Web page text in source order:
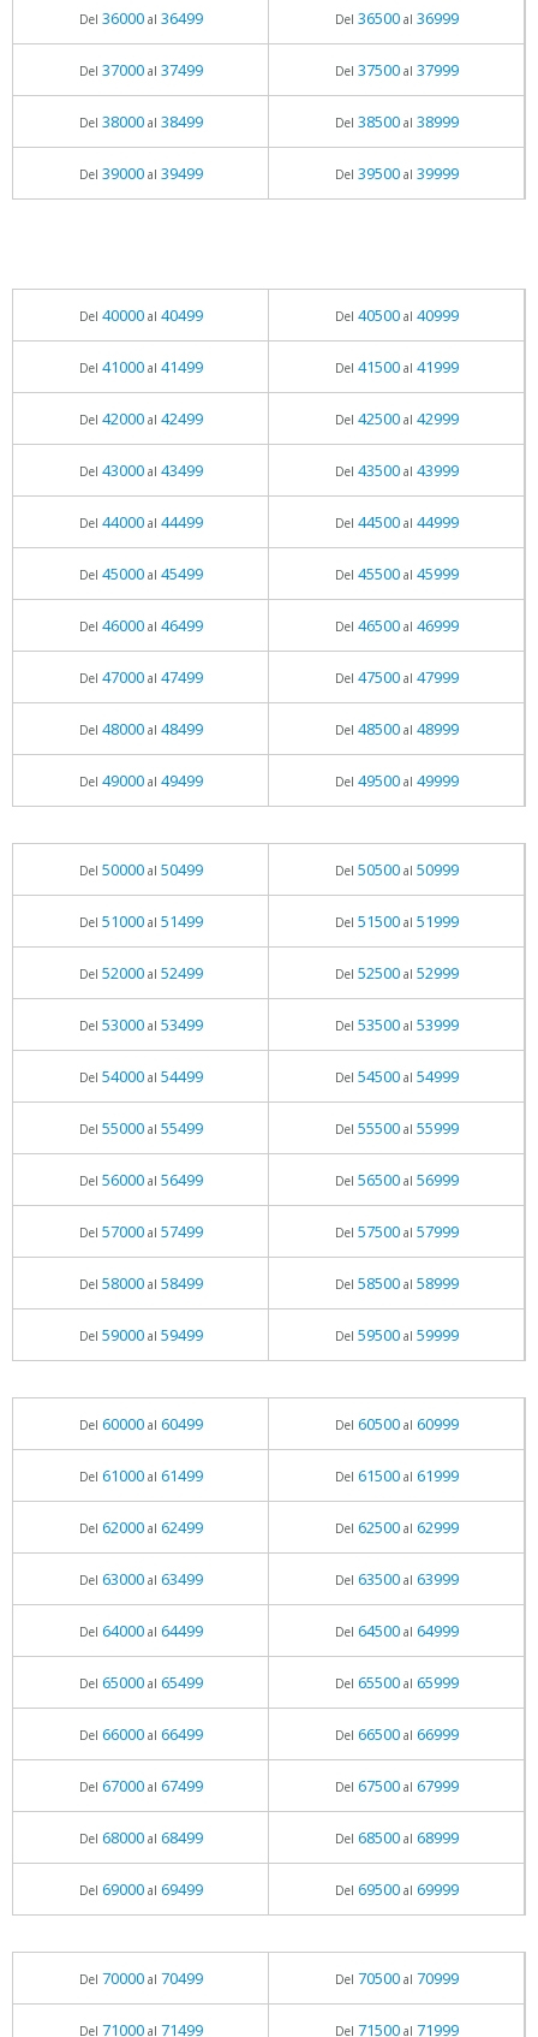
Del 36000al 36499 Del 36500al 36999
Del 37000al 37499 Del 37500al 37999
Del 38000al 38499 Del 38500al 38999
Del 39000al 39499 Del 39500al 39999
Del 40000al 40499 Del 40500al 40999
Del 41000al 41499 Del 41500al 41999
Del 42000al 42499 Del 42500al 42999
Del 43000al 43499 Del 43500al 43999
Del 44000al 44499 Del 44500al 44999
Del 45000al 45499 Del 45500al 45999
Del 46000al 46499 Del 46500al 46999
Del 47000al 47499 Del 47500al 47999
Del 48000al 48499 Del 48500al 48999
Del 49000al 49499 Del 49500al 49999
Del 50000al 50499 Del 50500al 50999
Del 51000al 51499 Del 51500al 51999
Del 52000al 52499 Del 52500al 52999
Del 53000al 53499 Del 53500al 53999
Del 54000al 54499 Del 54500al 54999
Del 55000al 55499 Del 55500al 55999
Del 56000al 56499 Del 56500al 56999
Del 57000al 57499 Del 57500al 57999
Del 58000al 58499 Del 58500al 58999
Del 59000al 59499 Del 59500al 59999
Del 60000al 60499 Del 60500al 60999
Del 61000al 61499 Del 61500al 61999
Del 62000al 62499 Del 62500al 62999
Del 63000al 63499 Del 63500al 63999
Del 64000al 64499 Del 64500al 64999
Del 65000al 65499 Del 65500al 65999
Del 66000al 66499 Del 66500al 66999
Del 67000al 67499 Del 67500al 67999
Del 68000al 68499 Del 68500al 68999
Del 69000al 69499 Del 69500al 69999
Del 70000al 70499 Del 70500al 70999
Del 71000al 71499 Del 71500al 71999